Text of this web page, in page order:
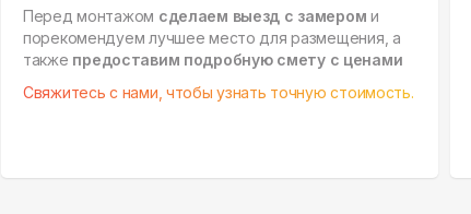
Перед монтажом сделаем выезд с замером и
порекомендуем лучшее место для размещения, а
также предоставим подробную смету с ценами
Свяжитесь с нами, чтобы узнать точную стоимость.